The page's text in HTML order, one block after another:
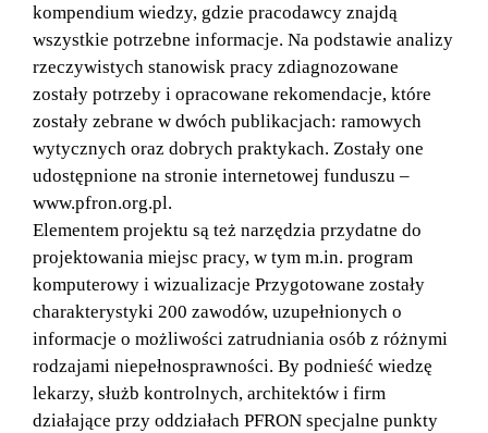
kompendium wiedzy, gdzie pracodawcy znajdą
wszystkie potrzebne informacje. Na podstawie analizy
rzeczywistych stanowisk pracy zdiagnozowane
zostały potrzeby i opracowane rekomendacje, które
zostały zebrane w dwóch publikacjach: ramowych
wytycznych oraz dobrych praktykach. Zostały one
udostępnione na stronie internetowej funduszu –
www.pfron.org.pl.
Elementem projektu są też narzędzia przydatne do
projektowania miejsc pracy, w tym m.in. program
komputerowy i wizualizacje Przygotowane zostały
charakterystyki 200 zawodów, uzupełnionych o
informacje o możliwości zatrudniania osób z różnymi
rodzajami niepełnosprawności. By podnieść wiedzę
lekarzy, służb kontrolnych, architektów i firm
działające przy oddziałach PFRON specjalne punkty